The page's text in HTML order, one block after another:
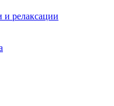
и релаксации